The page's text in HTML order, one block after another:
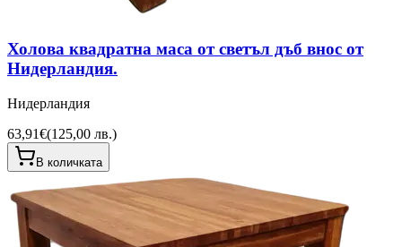
Холова квадратна маса от светъл дъб внос от
Нидерландия.
Нидерландия
63,91€(125,00 лв.)
В количката